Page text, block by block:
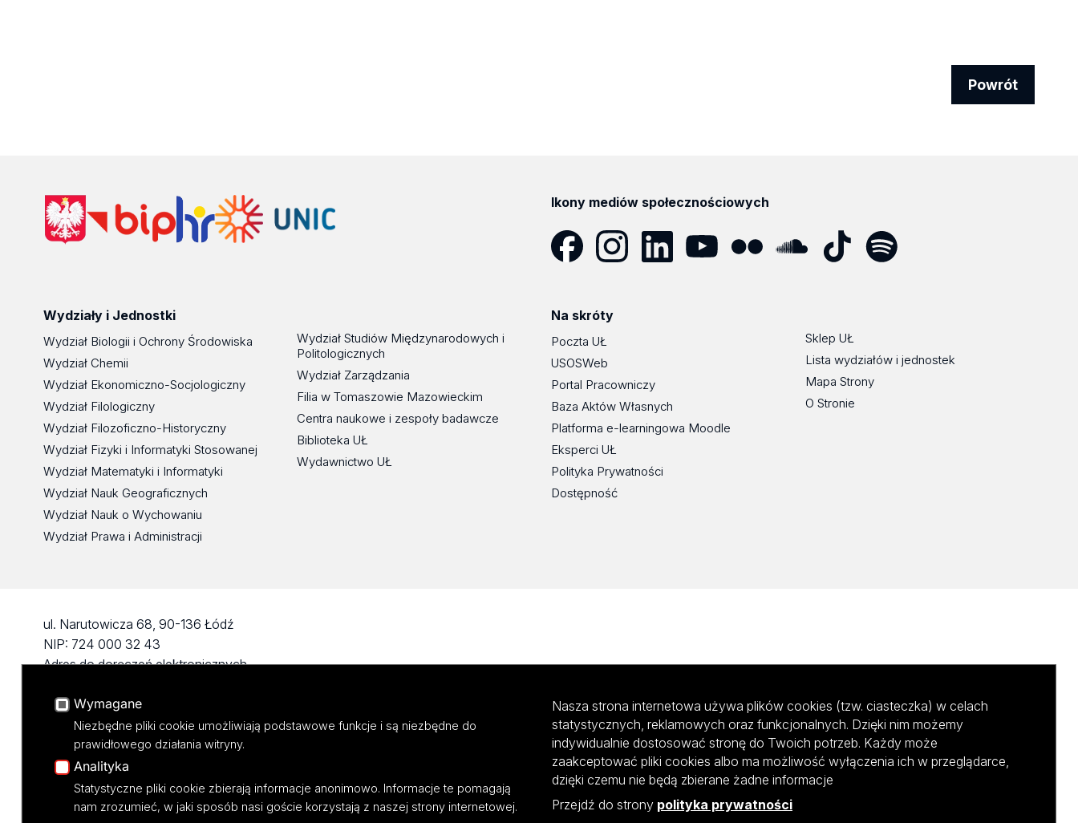
Powrót
Ikony mediów społecznościowych
Wydziały i Jednostki
Wydział Biologii i Ochrony Środowiska
Wydział Chemii
Wydział Ekonomiczno-Socjologiczny
Wydział Filologiczny
Wydział Filozoficzno-Historyczny
Wydział Fizyki i Informatyki Stosowanej
Wydział Matematyki i Informatyki
Wydział Nauk Geograficznych
Wydział Nauk o Wychowaniu
Wydział Prawa i Administracji
Wydział Studiów Międzynarodowych i
Politologicznych
Wydział Zarządzania
Filia w Tomaszowie Mazowieckim
Centra naukowe i zespoły badawcze
Biblioteka UŁ
Wydawnictwo UŁ
Na skróty
Poczta UŁ
USOSWeb
Portal Pracowniczy
Baza Aktów Własnych
Platforma e-learningowa Moodle
Eksperci UŁ
Polityka Prywatności
Dostępność
Sklep UŁ
Lista wydziałów i jednostek
Mapa Strony
O Stronie
ul. Narutowicza 68, 90-136 Łódź
NIP: 724 000 32 43
Adres do doręczeń elektronicznych
KONTAKT
Wymagane
Niezbędne pliki cookie umożliwiają podstawowe funkcje i są niezbędne do
prawidłowego działania witryny.
Analityka
Statystyczne pliki cookie zbierają informacje anonimowo. Informacje te pomagają
nam zrozumieć, w jaki sposób nasi goście korzystają z naszej strony internetowej.
Nasza strona internetowa używa plików cookies (tzw. ciasteczka) w celach
statystycznych, reklamowych oraz funkcjonalnych. Dzięki nim możemy
indywidualnie dostosować stronę do Twoich potrzeb. Każdy może
zaakceptować pliki cookies albo ma możliwość wyłączenia ich w przeglądarce,
dzięki czemu nie będą zbierane żadne informacje
Przejdź do strony polityka prywatności